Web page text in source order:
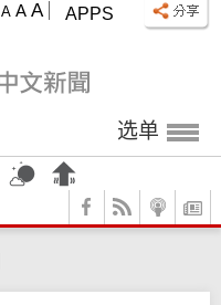
APPS
A A A
选单